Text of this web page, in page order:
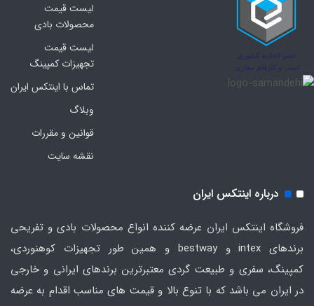
لیست قیمت
محصولات بادی
لیست قیمت
تجهیزات کمپینگ
تماس با اینتکس ایران
وبلاگ
قوانین و مقررات
نقشه سایت
درباره اینتکس ایران
فروشگاه اینتکس ایران عرضه کننده انواع محصولات بادی و تفریحی
برندهای intex و bestway و همین طور تجهیزات کوهنوردی،
کمپینگ، سفری و طبیعت گردی معتبرترین برندهای ایرانی و خارجی
در ایران می باشد که با تنوع بالا و قیمت های مناسب اقدام به عرضه